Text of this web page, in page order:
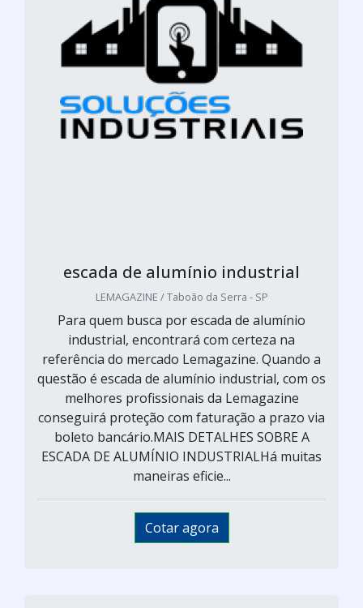
escada de alumínio industrial
LEMAGAZINE / Taboão da Serra - SP
Para quem busca por escada de alumínio
industrial, encontrará com certeza na
referência do mercado Lemagazine. Quando a
questão é escada de alumínio industrial, com os
melhores profissionais da Lemagazine
conseguirá proteção com faturação a prazo via
boleto bancário.MAIS DETALHES SOBRE A
ESCADA DE ALUMÍNIO INDUSTRIALHá muitas
maneiras eficie...
Cotar agora